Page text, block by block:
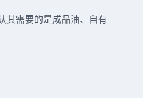
其需要的是成品油、自有